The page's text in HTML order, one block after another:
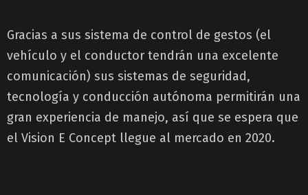
Gracias a sus sistema de control de gestos (el
vehículo y el conductor tendrán una excelente
comunicación) sus sistemas de seguridad,
tecnología y conducción autónoma permitirán una
gran experiencia de manejo, así que se espera que
el Vision E Concept llegue al mercado en 2020.